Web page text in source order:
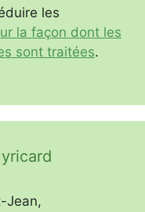
les
la façon dont les
sont traitées.
Jean,